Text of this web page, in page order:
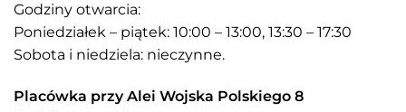
Godziny otwarcia:
Poniedziałek – piątek: 10:00 – 13:00, 13:30 – 17:30
Sobota i niedziela: nieczynne​.
Placówka przy Alei Wojska Polskiego 8